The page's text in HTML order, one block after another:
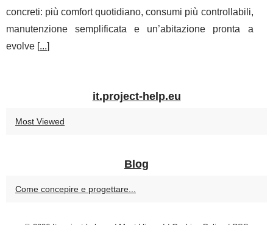
concreti: più comfort quotidiano, consumi più controllabili,
manutenzione semplificata e un’abitazione pronta a
evolve [...]
it.project-help.eu
Most Viewed
Blog
Come concepire e progettare...